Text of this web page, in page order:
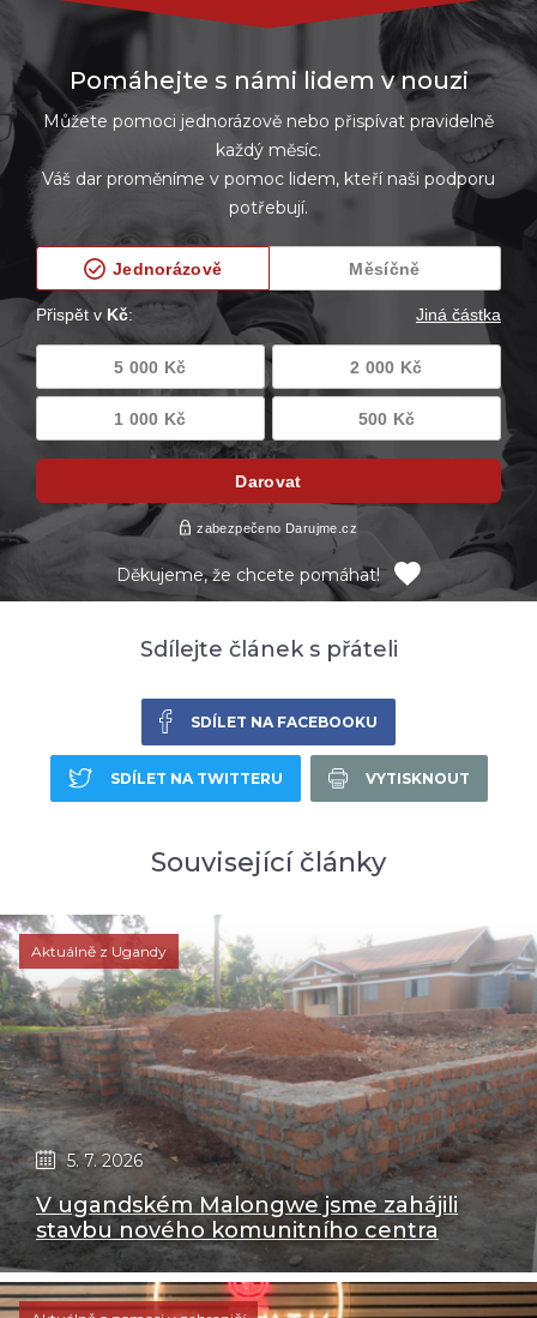
Pomáhejte s námi lidem v nouzi
Můžete pomoci jednorázově nebo přispívat pravidelně
každý měsíc.
Váš dar proměníme v pomoc lidem, kteří naši podporu
potřebují.
Děkujeme, že chcete pomáhat!
Sdílejte článek s přáteli
SDÍLET NA FACEBOOKU
SDÍLET NA TWITTERU VYTISKNOUT
Související články
Aktuálně z Ugandy
5. 7. 2026
V ugandském Malongwe jsme zahájili
stavbu nového komunitního centra